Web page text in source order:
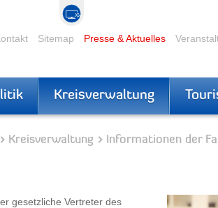
Sitemap Presse & Aktuelles
Kreisverwaltung
Kreisverwaltung Informationen der
gesetzliche Vertreter des